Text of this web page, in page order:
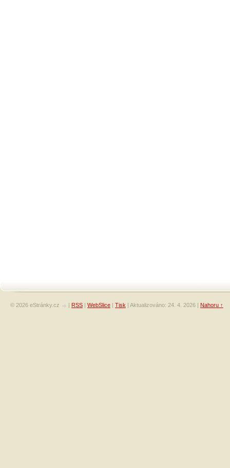
© 2026 eStránky.cz | RSS | WebSlice | Tisk | Aktualizováno: 24. 4. 2026 | Nahoru ↑